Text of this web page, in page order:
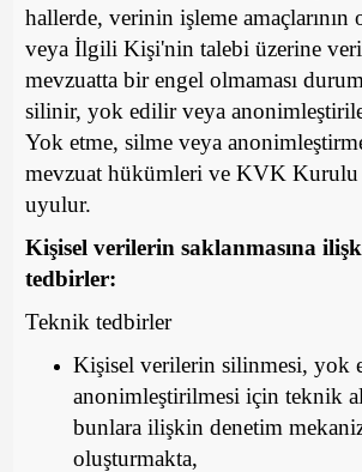
hallerde, verinin işleme amaçlarının
veya İlgili Kişi'nin talebi üzerine
mevzuatta bir engel olmaması
silinir, yok edilir veya
Yok etme, silme veya
mevzuat hükümleri ve KVK Kurulu
uyulur.
Kişisel verilerin saklanmasına
tedbirler:
Teknik tedbirler
Kişisel verilerin silinmesi, yok
anonimleştirilmesi için teknik
bunlara ilişkin denetim
oluşturmakta,